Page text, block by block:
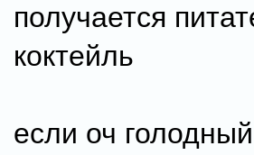
получается
коктейль
если оч